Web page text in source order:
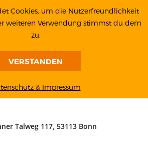
Talweg 117, 53113 Bonn
Cookies, um die Nutzerfreundlichkeit
weiteren Verwendung stimmst du dem
zu.
VERSTANDEN
& Impressum